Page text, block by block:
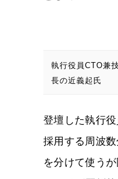
執行役員CTO兼
長の近義起氏
登壇した執行
採用する周波
を分けて使う